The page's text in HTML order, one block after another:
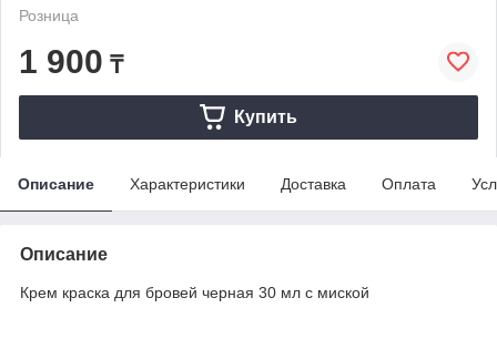
Розница
1 900 ₸
Купить
Описание Характеристики Доставка Оплата
Описание
Крем краска для бровей черная 30 мл с миской